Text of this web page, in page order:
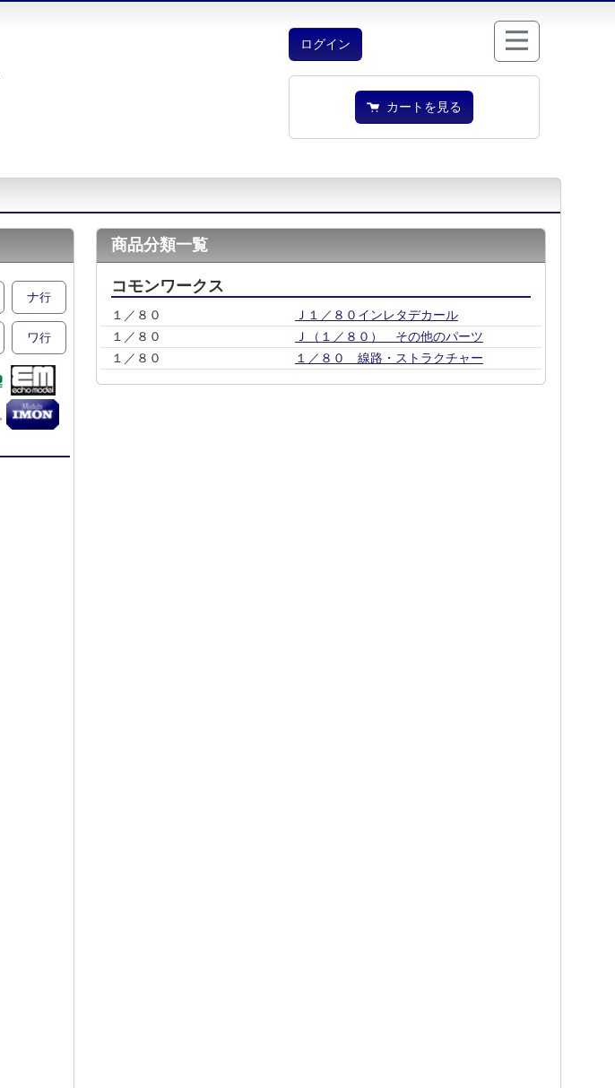
ログイン
カートを見る
商品分類一覧
コモンワークス
１／８０
Ｊ１／８０インレタデカール
１／８０
Ｊ（１／８０） その他のパーツ
１／８０
１／８０ 線路・ストラクチャー
ナ行
ワ行